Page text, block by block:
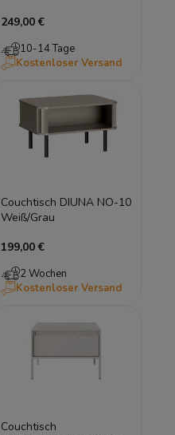
249,00 €
10-14 Tage
Kostenloser Versand
Couchtisch DIUNA NO-10
Weiß/Grau
199,00 €
2 Wochen
Kostenloser Versand
Couchtisch